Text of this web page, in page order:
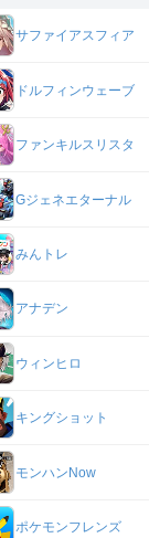
サファイアスフィア
ドルフィンウェーブ
ファンキルスリスタ
Gジェネエターナル
みんトレ
アナデン
ウィンヒロ
キングショット
モンハンNow
ポケモンフレンズ